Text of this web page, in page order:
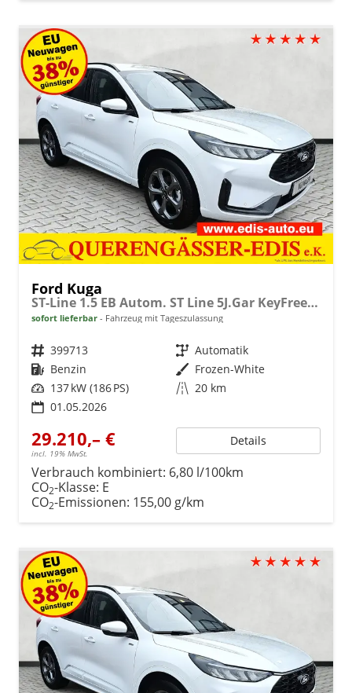
Ford Kuga
ST-Line 1.5 EB Autom. ST Line 5J.Gar KeyFree Kamera
sofort lieferbar Fahrzeug mit Tageszulassung
Fahrzeugnr. 399713 Getriebe Automatik
Kraftstoff Benzin Außenfarbe Frozen-White
Leistung 137 kW (186 PS) Kilometerstand 20 km
01.05.2026
29.210,– €
incl. 19% MwSt.
Details
Verbrauch kombiniert: 6,80 l/100km
CO2-Klasse: E
CO2-Emissionen: 155,00 g/km